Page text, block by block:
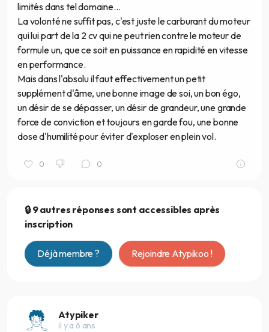
limités dans tel domaine...
La volonté ne suffit pas, c'est juste le carburant du moteur
qui lui part de la 2 cv qui ne peut rien contre le moteur de
formule un, que ce soit en puissance en rapidité en vitesse
en performance.
Mais dans l'absolu il faut effectivement un petit
supplément d'âme, une bonne image de soi, un bon égo,
un désir de se dépasser, un désir de grandeur, une grande
force de conviction et toujours en garde fou, une bonne
dose d'humilité pour éviter d'exploser en plein vol.
0 0
🔒 9 autres réponses sont accessibles après
inscription
Déjà membre ? Rejoindre Atypikoo !
Atypiker
il y a 6 ans